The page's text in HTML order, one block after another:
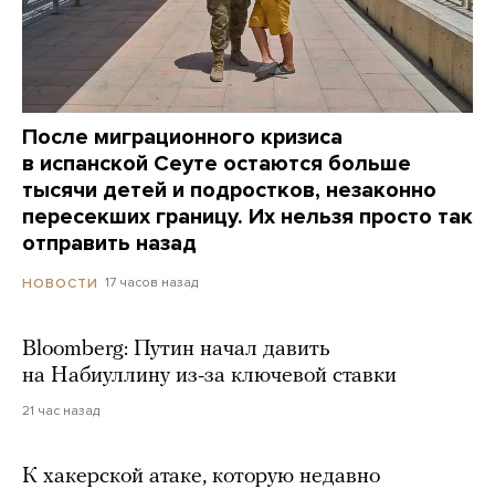
После миграционного кризиса
в испанской Сеуте остаются больше
тысячи детей и подростков, незаконно
пересекших границу. Их нельзя просто так
отправить назад
НОВОСТИ 17 часов назад
Bloomberg: Путин начал давить
на Набиуллину из-за ключевой ставки
21 час назад
К хакерской атаке, которую недавно